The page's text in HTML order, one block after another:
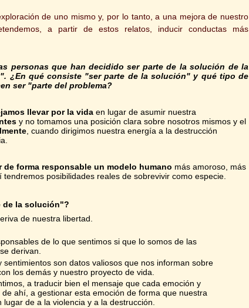
de uno mismo y, por lo tanto, a una mejora de nuestro
a partir de estos relatos, inducir conductas más
personas que han decidido ser parte de la solución de la
¿En qué consiste "ser parte de la solución" y qué tipo de
ser "parte del problema?
llevar por la vida en lugar de asumir nuestra
y no tomamos una posición clara sobre nosotros mismos y el
, cuando dirigimos nuestra energía a la destrucción
de forma responsable un modelo humano más amoroso, más
posibilidades reales de sobrevivir como especie.
de la solución"?
de nuestra libertad.
de lo que sentimos si que lo somos de las
derivan.
son datos valiosos que nos informan sobre
los demás y nuestro proyecto de vida.
a traducir bien el mensaje que cada emoción y
ahí, a gestionar esta emoción de forma que nuestra
de a la violencia y a la destrucción.